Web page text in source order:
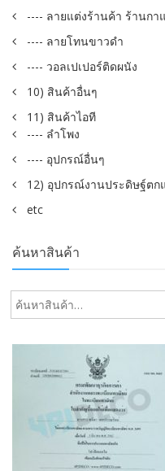
---- ลายแต่งร้านค้า ร้านกา
---- ลายโทนขาวดำ
---- วอลเปเปอร์ติดผนัง
10) สินค้าอื่นๆ
11) สินค้าไอที
---- ลำโพง
---- อุปกรณ์อื่นๆ
12) อุปกรณ์งานประดิษฐ์ตก
etc
ค้นหาสินค้า
ค้นหา: